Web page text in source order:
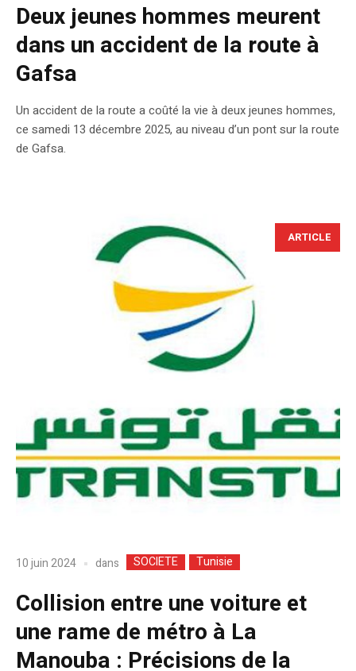
Deux jeunes hommes meurent
dans un accident de la route à
Gafsa
Un accident de la route a coûté la vie à deux jeunes hommes,
ce samedi 13 décembre 2025, au niveau d’un pont sur la route
de Gafsa.
ARTICLE
10 juin 2024 dans SOCIETE Tunisie
Collision entre une voiture et
une rame de métro à La
Manouba : Précisions de la